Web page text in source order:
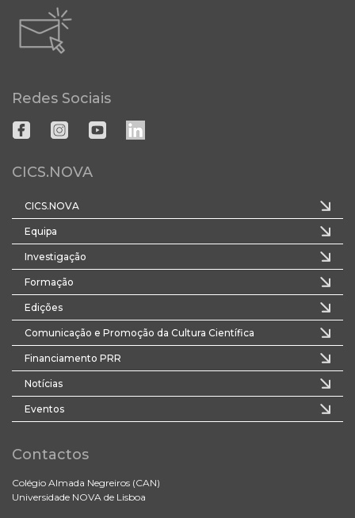
Redes Sociais
CICS.NOVA
CICS.NOVA
Equipa
Investigação
Formação
Edições
Comunicação e Promoção da Cultura Científica
Financiamento PRR
Notícias
Eventos
Contactos
Colégio Almada Negreiros (CAN)
Universidade NOVA de Lisboa